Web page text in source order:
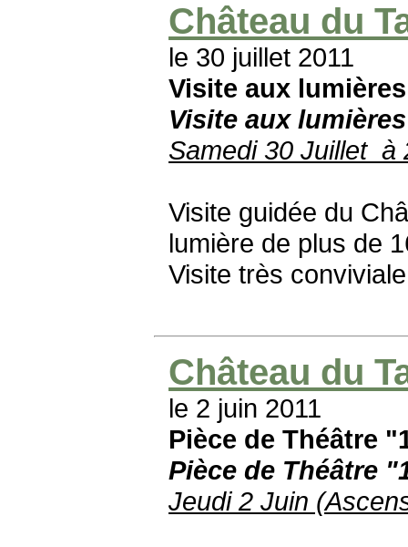
Château du
le 30 juillet 2011
Visite aux lumières
Visite aux lumières
Samedi 30 Juillet à
Visite guidée du
lumière de plus de
Visite très
Château du
le 2 juin 2011
Pièce de Théâtre
Pièce de Théâtre
Jeudi 2 Juin